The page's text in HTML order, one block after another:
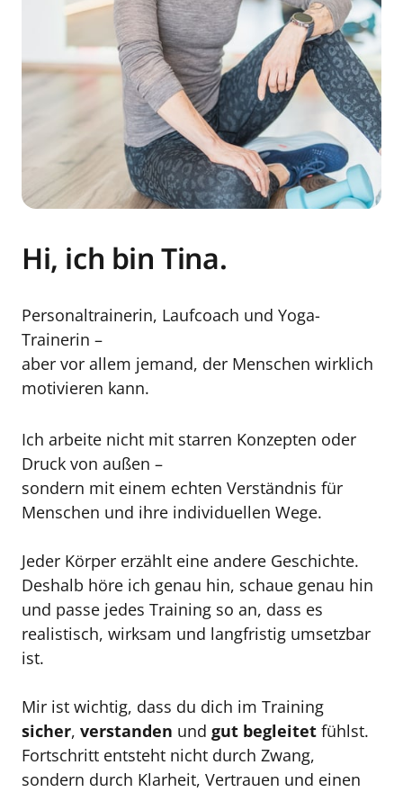
Hi, ich bin Tina.
Personaltrainerin, Laufcoach und Yoga-
Trainerin –
aber vor allem jemand, der Menschen wirklich
motivieren kann.
Ich arbeite nicht mit starren Konzepten oder
Druck von außen –
sondern mit einem echten Verständnis für
Menschen und ihre individuellen Wege.
Jeder Körper erzählt eine andere Geschichte.
Deshalb höre ich genau hin, schaue genau hin
und passe jedes Training so an, dass es
realistisch, wirksam und langfristig umsetzbar
ist.
sicher, verstanden und gut begleitet fühlst.
Fortschritt entsteht nicht durch Zwang,
sondern durch Klarheit, Vertrauen und einen